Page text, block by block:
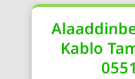
Kablo